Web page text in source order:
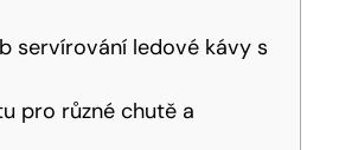
servírování ledové kávy s
pro různé chutě a